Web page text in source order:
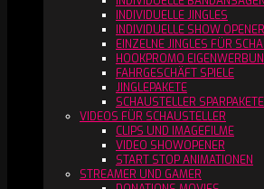
INDIVIDUELLE JINGLES
INDIVIDUELLE SHOW OPENER
EINZELNE JINGLES FÜR
HOOKPROMO
FAHRGESCHÄFT SPIELE
JINGLEPAKETE
SCHAUSTELLER SPARPAKETE
VIDEOS FÜR SCHAUSTELLER
CLIPS UND IMAGEFILME
VIDEO SHOWOPENER
START STOP ANIMATIONEN
STREAMER UND GAMER